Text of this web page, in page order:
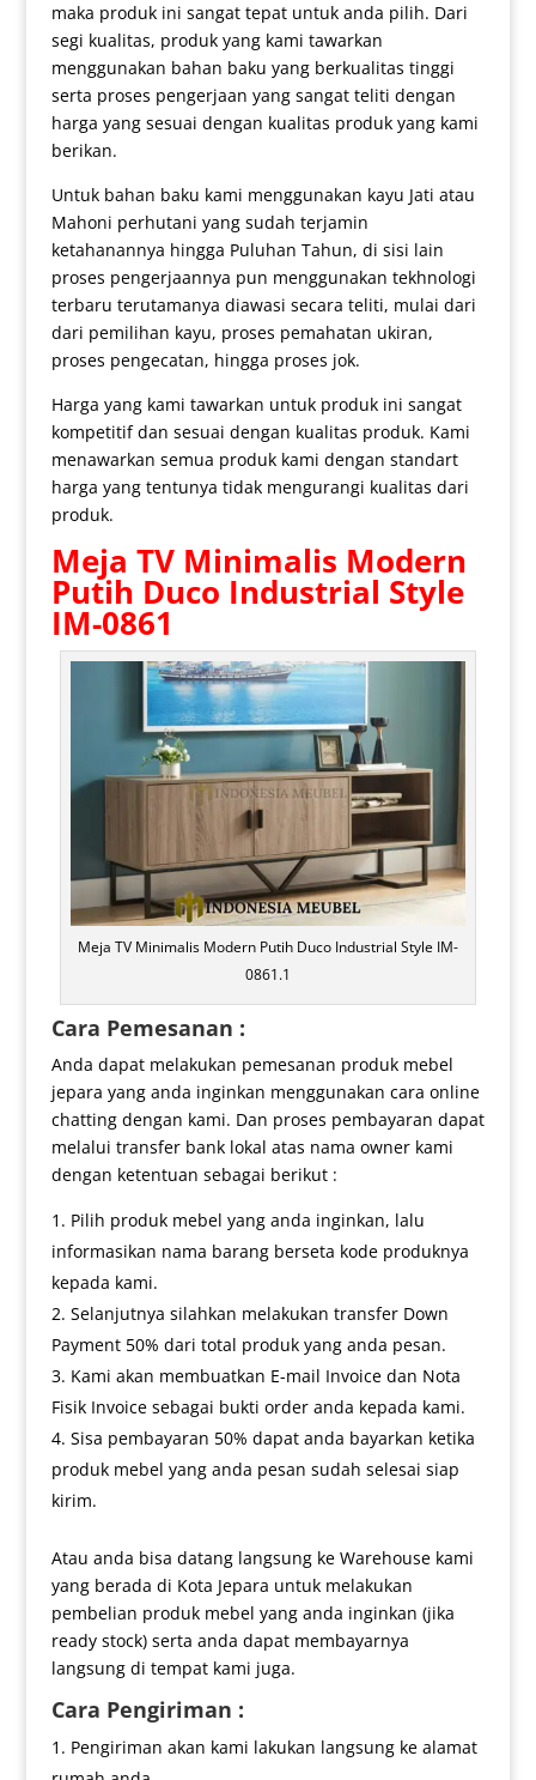
maka produk ini sangat tepat untuk anda pilih. Dari
segi kualitas, produk yang kami tawarkan
menggunakan bahan baku yang berkualitas tinggi
serta proses pengerjaan yang sangat teliti dengan
harga yang sesuai dengan kualitas produk yang kami
berikan.
Untuk bahan baku kami menggunakan kayu Jati atau
Mahoni perhutani yang sudah terjamin
ketahanannya hingga Puluhan Tahun, di sisi lain
proses pengerjaannya pun menggunakan tekhnologi
terbaru terutamanya diawasi secara teliti, mulai dari
dari pemilihan kayu, proses pemahatan ukiran,
proses pengecatan, hingga proses jok.
Harga yang kami tawarkan untuk produk ini sangat
kompetitif dan sesuai dengan kualitas produk. Kami
menawarkan semua produk kami dengan standart
harga yang tentunya tidak mengurangi kualitas dari
produk.
Meja TV Minimalis Modern
Putih Duco Industrial Style
IM-0861
Meja TV Minimalis Modern Putih Duco Industrial Style IM-
0861.1
Cara Pemesanan :
Anda dapat melakukan pemesanan produk mebel
jepara yang anda inginkan menggunakan cara online
chatting dengan kami. Dan proses pembayaran dapat
melalui transfer bank lokal atas nama owner kami
dengan ketentuan sebagai berikut :
Pilih produk mebel yang anda inginkan, lalu
informasikan nama barang berseta kode produknya
kepada kami.
Selanjutnya silahkan melakukan transfer Down
Payment 50% dari total produk yang anda pesan.
Kami akan membuatkan E-mail Invoice dan Nota
Fisik Invoice sebagai bukti order anda kepada kami.
Sisa pembayaran 50% dapat anda bayarkan ketika
produk mebel yang anda pesan sudah selesai siap
kirim.
Atau anda bisa datang langsung ke Warehouse kami
yang berada di Kota Jepara untuk melakukan
pembelian produk mebel yang anda inginkan (jika
ready stock) serta anda dapat membayarnya
langsung di tempat kami juga.
Cara Pengiriman :
Pengiriman akan kami lakukan langsung ke alamat